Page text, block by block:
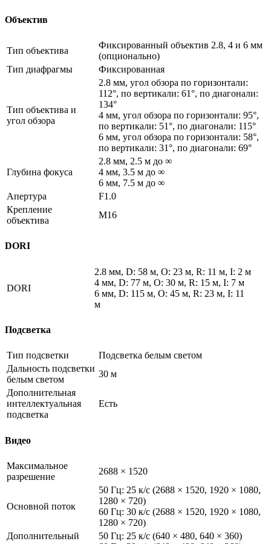
Объектив
Тип объектива
Фиксированный объектив 2.8, 4 и 6 мм
(опционально)
Тип диафрагмы
Фиксированная
Тип объектива и
угол обзора
2.8 мм, угол обзора по горизонтали:
112°, по вертикали: 61°, по диагонали:
134°
4 мм, угол обзора по горизонтали: 95°,
по вертикали: 51°, по диагонали: 115°
6 мм, угол обзора по горизонтали: 58°,
по вертикали: 31°, по диагонали: 69°
Глубина фокуса
2.8 мм, 2.5 м до ∞
4 мм, 3.5 м до ∞
6 мм, 7.5 м до ∞
Апертура
F1.0
Крепление
объектива
М16
DORI
DORI
2.8 мм, D: 58 м, O: 23 м, R: 11 м, I: 2 м
4 мм, D: 77 м, O: 30 м, R: 15 м, I: 7 м
6 мм, D: 115 м, O: 45 м, R: 23 м, I: 11
м
Подсветка
Тип подсветки
Подсветка белым светом
Дальность подсветки
белым светом
30 м
Дополнительная
интеллектуальная
подсветка
Есть
Видео
Максимальное
разрешение
2688 × 1520
Основной поток
50 Гц: 25 к/с (2688 × 1520, 1920 × 1080,
1280 × 720)
60 Гц: 30 к/с (2688 × 1520, 1920 × 1080,
1280 × 720)
Дополнительный
50 Гц: 25 к/с (640 × 480, 640 × 360)